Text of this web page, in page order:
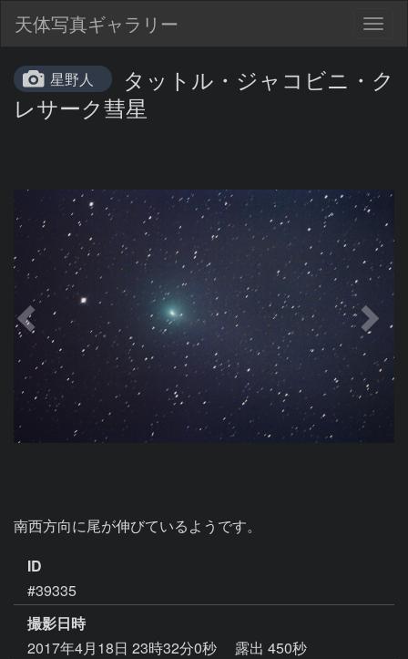
天体写真ギャラリー
星野人
タットル・ジャコビニ・ク
レサーク彗星
南西方向に尾が伸びているようです。
ID
#39335
撮影日時
2017年4月18日 23時32分0秒
露出 450秒